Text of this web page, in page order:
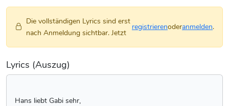
Die vollständigen Lyrics sind erst
nach Anmeldung sichtbar. Jetzt
registrierenoderanmelden.
Lyrics (Auszug)
Hans liebt Gabi sehr,